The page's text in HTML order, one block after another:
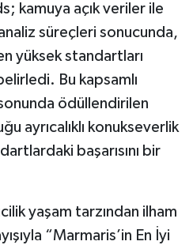
kamuya açık veriler ile
süreçleri sonucunda,
yüksek standartları
Bu kapsamlı
ödüllendirilen
ayrıcalıklı konukseverlik
başarısını bir
yaşam tarzından ilham
“Marmaris’in En İyi